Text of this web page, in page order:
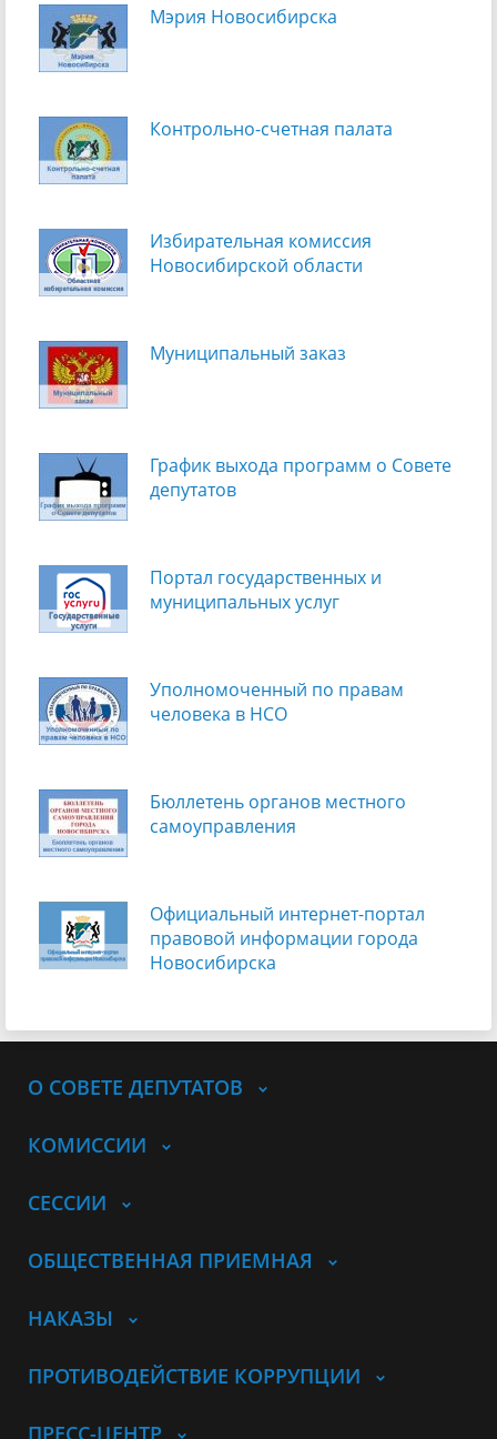
Мэрия Новосибирска
Контрольно-счетная палата
Избирательная комиссия
Новосибирской области
Муниципальный заказ
График выхода программ о Cовете
депутатов
Портал государственных и
муниципальных услуг
Уполномоченный по правам
человека в НСО
Бюллетень органов местного
самоуправления
Официальный интернет-портал
правовой информации города
Новосибирска
О СОВЕТЕ ДЕПУТАТОВ
КОМИССИИ
СЕССИИ
ОБЩЕСТВЕННАЯ ПРИЕМНАЯ
НАКАЗЫ
ПРОТИВОДЕЙСТВИЕ КОРРУПЦИИ
ПРЕСС-ЦЕНТР